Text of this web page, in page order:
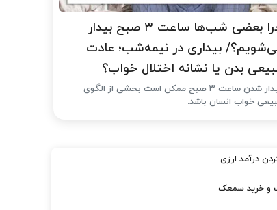
چرا بعضی شب‌ها ساعت ۳ صبح بیدار
بیداری در نیمه‌شب؛ عادت
بدن یا نشانه اختلال خواب؟
بیدار شدن ساعت ۳ صبح ممکن است بخشی از الگوی
خواب انسان باشد.
درآمد ارزی
و خرید سمعک